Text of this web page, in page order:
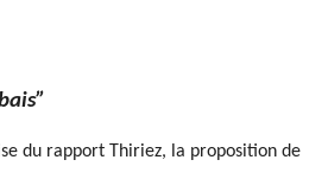
du rapport Thiriez, la proposition de